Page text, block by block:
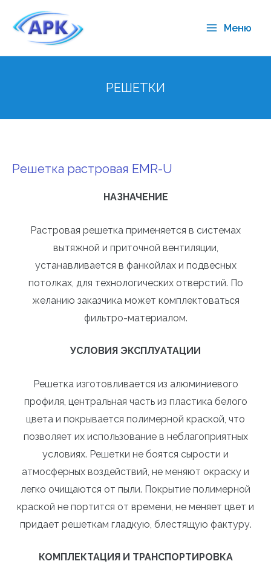
Меню
РЕШЕТКИ
Решетка растровая EMR-U
НАЗНАЧЕНИЕ
Растровая решетка применяется в системах
вытяжной и приточной вентиляции,
устанавливается в фанкойлах и подвесных
потолках, для технологических отверстий. По
желанию заказчика может комплектоваться
фильтро-материалом.
УСЛОВИЯ ЭКСПЛУАТАЦИИ
Решетка изготовливается из алюминиевого
профиля, центральная часть из пластика белого
цвета и покрывается полимерной краской, что
позволяет их использование в неблагоприятных
условиях. Решетки не боятся сырости и
атмосферных воздействий, не меняют окраску и
легко очищаются от пыли. Покрытие полимерной
краской не портится от времени, не меняет цвет и
придает решеткам гладкую, блестящую фактуру.
КОМПЛЕКТАЦИЯ И ТРАНСПОРТИРОВКА